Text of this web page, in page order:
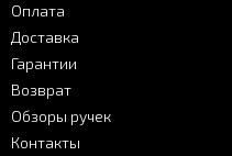
Оплата
Доставка
Гарантии
Возврат
Обзоры ручек
Контакты